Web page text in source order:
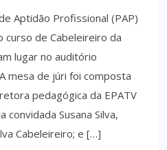
Aptidão Profissional (PAP)
curso de Cabeleireiro da
lugar no auditório
mesa de júri foi composta
pedagógica da EPATV
Susana Silva,
Cabeleireiro; e […]